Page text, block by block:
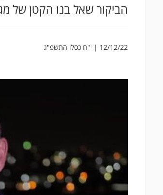
הביקור שאל בנו הקטן של
12/12/22 | י"ח כסלו התשפ"ג